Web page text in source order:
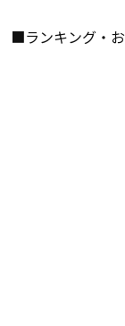
■ランキング・